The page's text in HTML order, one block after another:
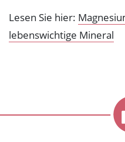
Lesen Sie hier:
lebenswichtige Mineral